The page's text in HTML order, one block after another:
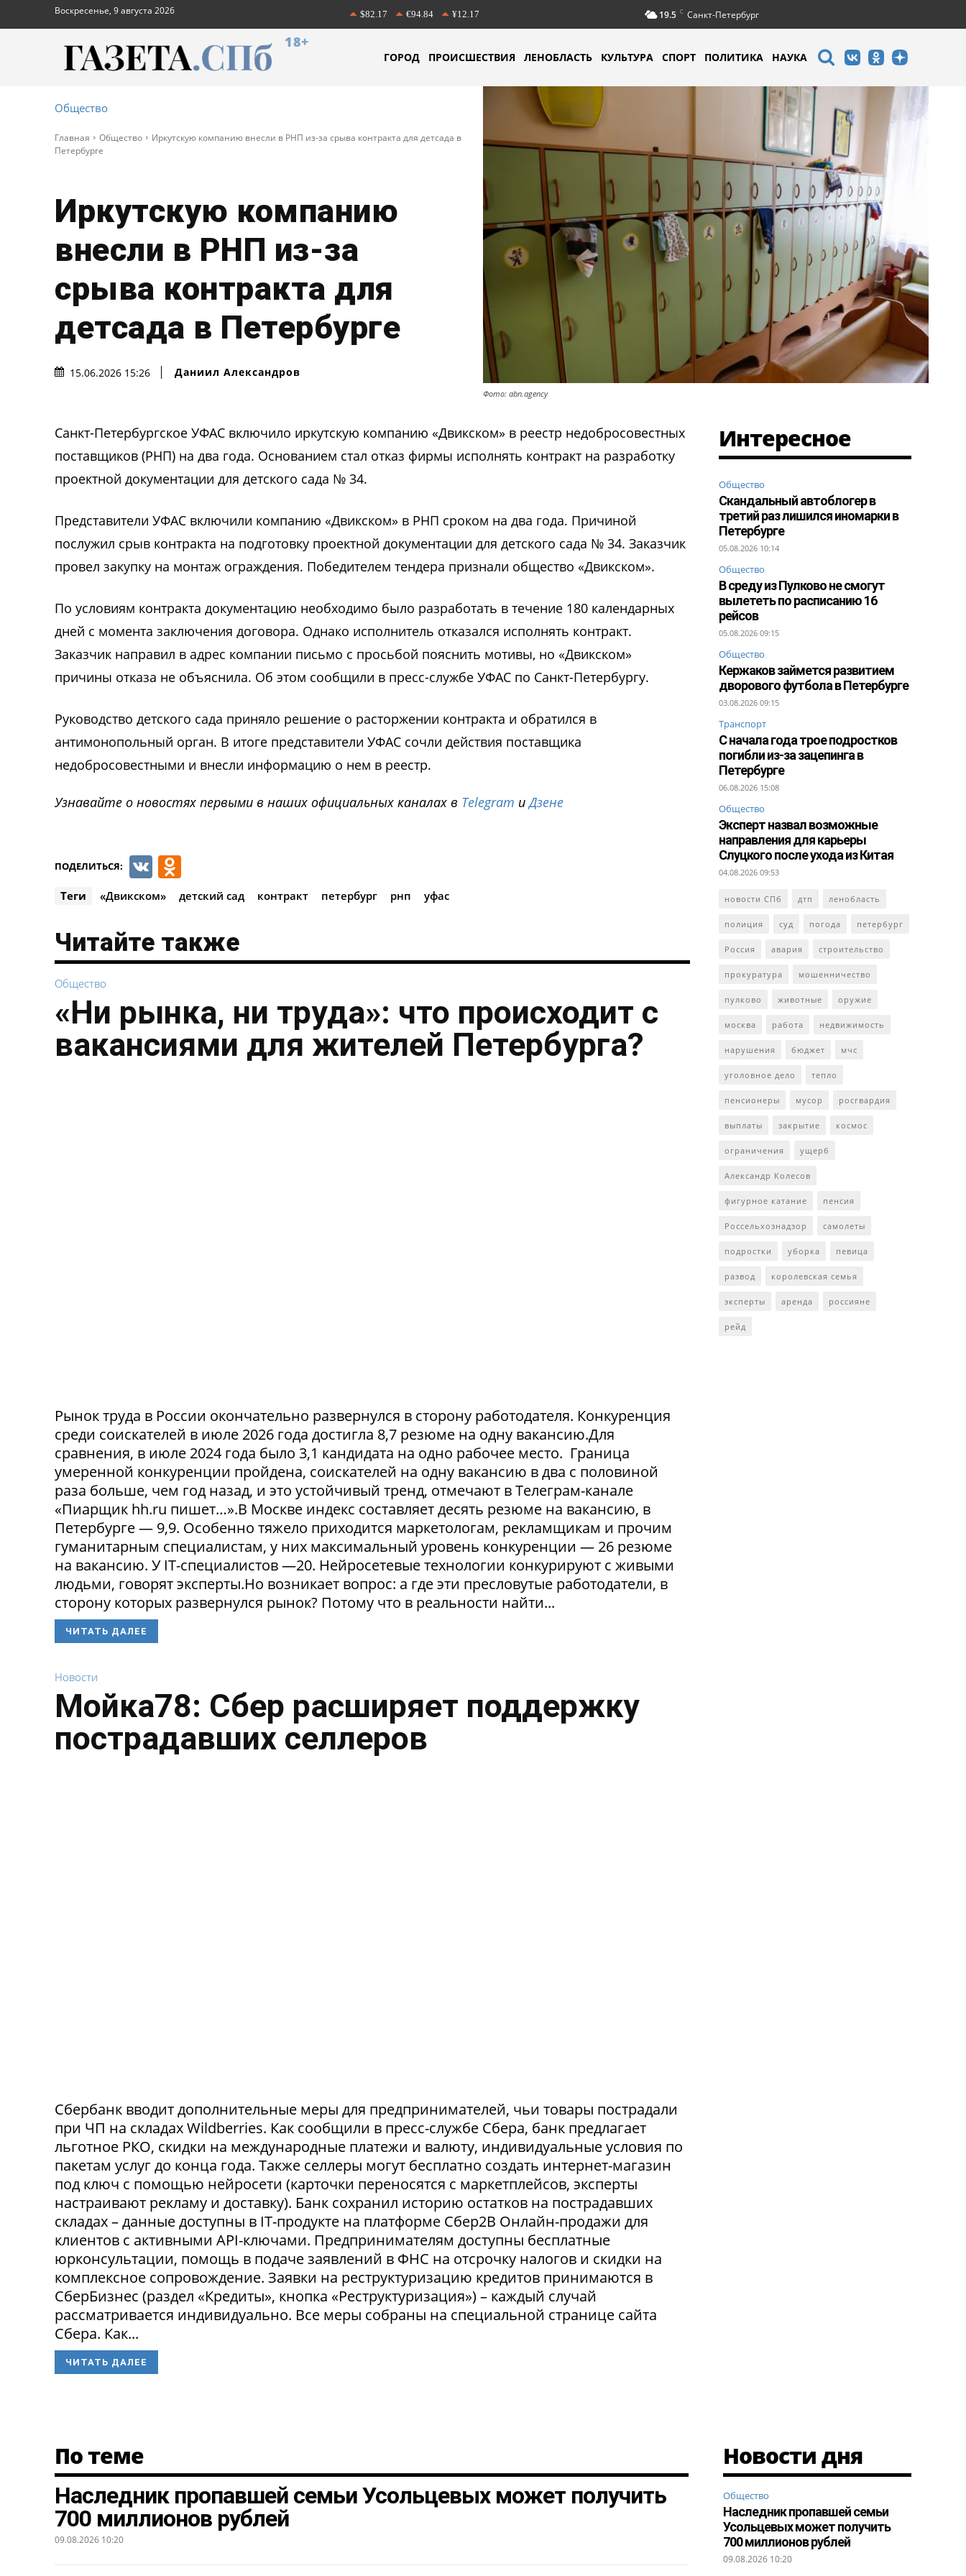
Воскресенье, 9 августа 2026 $82.17 €94.84 ¥12.17 19.5 C Санкт-Петербург
18+
ГОРОД ПРОИСШЕСТВИЯ ЛЕНОБЛАСТЬ КУЛЬТУРА СПОРТ ПОЛИТИКА НАУКА
Общество
Главная Общество
Иркутскую компанию внесли в РНП из-за срыва контракта для детсада в
Петербурге
Иркутскую компанию
внесли в РНП из-за
срыва контракта для
детсада в Петербурге
15.06.2026 15:26 Даниил Александров
Фото: abn.agency
Санкт-Петербургское УФАС включило иркутскую компанию «Двикском» в реестр недобросовестных
поставщиков (РНП) на два года. Основанием стал отказ фирмы исполнять контракт на разработку
проектной документации для детского сада № 34.
Представители УФАС включили компанию «Двикском» в РНП сроком на два года. Причиной
послужил срыв контракта на подготовку проектной документации для детского сада № 34. Заказчик
провел закупку на монтаж ограждения. Победителем тендера признали общество «Двикском».
По условиям контракта документацию необходимо было разработать в течение 180 календарных
дней с момента заключения договора. Однако исполнитель отказался исполнять контракт.
Заказчик направил в адрес компании письмо с просьбой пояснить мотивы, но «Двикском»
причины отказа не объяснила. Об этом сообщили в пресс-службе УФАС по Санкт-Петербургу.
Руководство детского сада приняло решение о расторжении контракта и обратился в
антимонопольный орган. В итоге представители УФАС сочли действия поставщика
недобросовестными и внесли информацию о нем в реестр.
Узнавайте о новостях первыми в наших официальных каналах в Telegram иДзене
ПОДЕЛИТЬСЯ: VK
Теги «Двикском» детский сад контракт петербург рнп уфас
Читайте также
Общество
«Ни рынка, ни труда»: что происходит с
вакансиями для жителей Петербурга?
Рынок труда в России окончательно развернулся в сторону работодателя. Конкуренция
среди соискателей в июле 2026 года достигла 8,7 резюме на одну вакансию.Для
сравнения, в июле 2024 года было 3,1 кандидата на одно рабочее место. Граница
умеренной конкуренции пройдена, соискателей на одну вакансию в два с половиной
раза больше, чем год назад, и это устойчивый тренд, отмечают в Телеграм-канале
«Пиарщик hh.ru пишет…».В Москве индекс составляет десять резюме на вакансию, в
Петербурге — 9,9. Особенно тяжело приходится маркетологам, рекламщикам и прочим
гуманитарным специалистам, у них максимальный уровень конкуренции — 26 резюме
на вакансию. У IT-специалистов —20. Нейросетевые технологии конкурируют с живыми
людьми, говорят эксперты.Но возникает вопрос: а где эти пресловутые работодатели, в
сторону которых развернулся рынок? Потому что в реальности найти...
ЧИТАТЬ ДАЛЕЕ
Новости
Мойка78: Сбер расширяет поддержку
пострадавших селлеров
Сбербанк вводит дополнительные меры для предпринимателей, чьи товары пострадали
при ЧП на складах Wildberries. Как сообщили в пресс-службе Сбера, банк предлагает
льготное РКО, скидки на международные платежи и валюту, индивидуальные условия по
пакетам услуг до конца года. Также селлеры могут бесплатно создать интернет-магазин
под ключ с помощью нейросети (карточки переносятся с маркетплейсов, эксперты
настраивают рекламу и доставку). Банк сохранил историю остатков на пострадавших
складах – данные доступны в IT-продукте на платформе Сбер2В Онлайн-продажи для
клиентов с активными API-ключами. Предпринимателям доступны бесплатные
юрконсультации, помощь в подаче заявлений в ФНС на отсрочку налогов и скидки на
комплексное сопровождение. Заявки на реструктуризацию кредитов принимаются в
СберБизнес (раздел «Кредиты», кнопка «Реструктуризация») – каждый случай
рассматривается индивидуально. Все меры собраны на специальной странице сайта
Сбера. Как...
ЧИТАТЬ ДАЛЕЕ
Интересное
Общество
Скандальный автоблогер в
третий раз лишился иномарки в
Петербурге
05.08.2026 10:14
Общество
В среду из Пулково не смогут
вылететь по расписанию 16
рейсов
05.08.2026 09:15
Общество
Кержаков займется развитием
дворового футбола в Петербурге
03.08.2026 09:15
Транспорт
С начала года трое подростков
погибли из-за зацепинга в
Петербурге
06.08.2026 15:08
Общество
Эксперт назвал возможные
направления для карьеры
Слуцкого после ухода из Китая
04.08.2026 09:53
новости СПб дтп ленобласть
полиция суд погода петербург
Россия авария строительство
прокуратура мошенничество
пулково животные оружие
москва работа недвижимость
нарушения бюджет мчс
уголовное дело тепло
пенсионеры мусор росгвардия
выплаты закрытие космос
ограничения ущерб
Александр Колесов
фигурное катание пенсия
Россельхознадзор самолеты
подростки уборка певица
развод королевская семья
эксперты аренда россияне
рейд
Новости дня
Общество
Наследник пропавшей семьи
Усольцевых может получить
700 миллионов рублей
09.08.2026 10:20
По теме
Наследник пропавшей семьи Усольцевых может получить
700 миллионов рублей
09.08.2026 10:20